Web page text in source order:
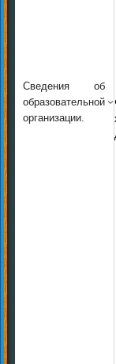
Сведения об
образовательной
организации.